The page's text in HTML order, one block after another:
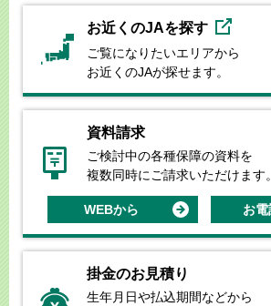
お近くのJAを探す
ご覧になりたいエリアから
お近くのJAが探せます。
資料請求
ご検討中の各種保障の資料を
複数同時にご請求いただけます。
WEBから お
掛金のお見積り
生年月日や払込期間などから